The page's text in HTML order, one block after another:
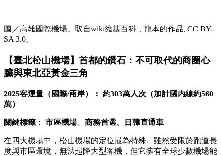
圖／高雄國際機場。取自wiki維基百科，龍本的作品, CC BY-
SA 3.0。
【臺北松山機場】首都的鑽石：不可取代的商圈心
臟與東北亞黃金三角
2025客運量（國際/兩岸）： 約303萬人次（加計國內線約560
萬）
關鍵標籤： 市區機場、商務首選、日韓直通車
在四大機場中，松山機場的定位最為特殊。雖然受限於跑道長
度與市區環境，無法起降大型客機，但它擁有全球少數機場能